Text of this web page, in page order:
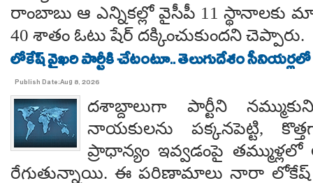
రాంబాబు ఆ ఎన్నికల్లో వైసీపీ 11
40 శాతం ఓటు షేర్ దక్కించుకుందని చెప్పారు.
లోకేష్ వైఖరి పార్టీకి చేటంటూ.. తెలుగుదేశం సీనియర్లలో
Publish Date:Aug 8, 2026
దశాబ్దాలుగా పార్టీని
నాయకులను పక్కనపెట్టి,
ప్రాధాన్యం ఇవ్వడంపై తమ్ముళ్లలో
రేగుతున్నాయి. ఈ పరిణామాలు నారా లోకేష్